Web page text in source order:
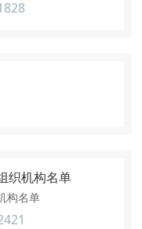
织机构名单
构名单